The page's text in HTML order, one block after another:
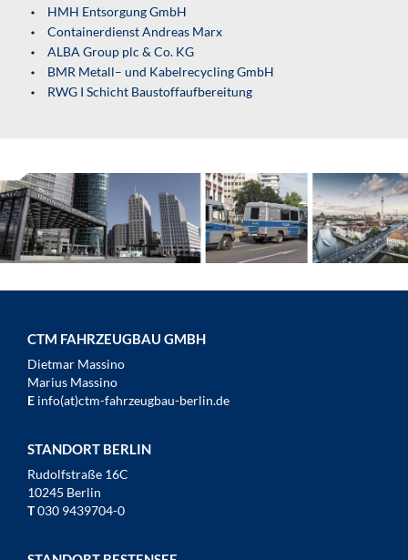
HMH Entsorgung GmbH
Containerdienst Andreas Marx
ALBA Group plc & Co. KG
BMR Metall– und Kabelrecycling GmbH
RWG I Schicht Baustoffaufbereitung
CTM FAHRZEUGBAU GMBH
Dietmar Massino
Marius Massino
E info(at)ctm-fahrzeugbau-berlin.de
STANDORT BERLIN
Rudolfstraße 16C
10245 Berlin
T030 9439704-0